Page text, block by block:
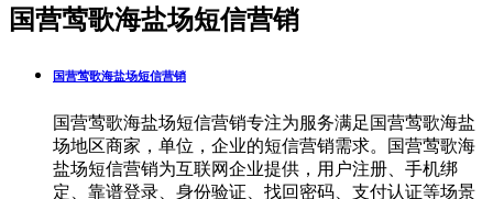
国营莺歌海盐场短信营销
国营莺歌海盐场短信营销
国营莺歌海盐场短信营销专注为服务满足国营莺歌海盐
场地区商家，单位，企业的短信营销需求。国营莺歌海
盐场短信营销为互联网企业提供，用户注册、手机绑
定、靠谱登录、身份验证、找回密码、支付认证等场景